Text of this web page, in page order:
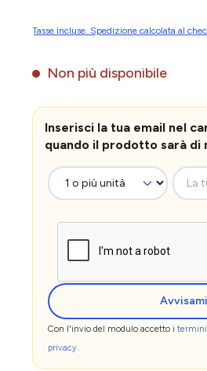
Tasse incluse. Spedizione calcolata al
Non più disponibile
Inserisci la tua email nel
quando il prodotto sarà di
La
Con l'invio del modulo accetto i termini
privacy.